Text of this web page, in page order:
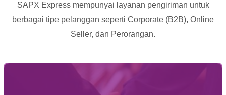
SAPX Express mempunyai layanan pengiriman untuk
berbagai tipe pelanggan seperti Corporate (B2B), Online
Seller, dan Perorangan.